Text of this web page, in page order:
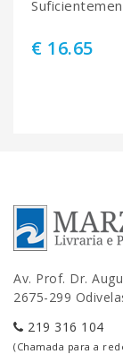
€ 16.65
Av. Prof. Dr.
2675-299
219 316 104
(Chamada para a